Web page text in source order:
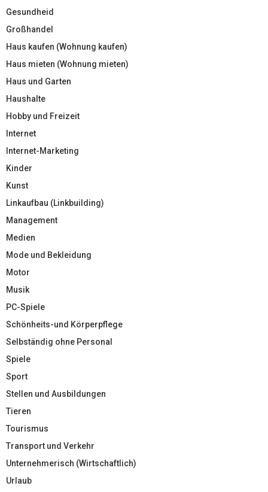
Gesundheid
Großhandel
Haus kaufen (Wohnung kaufen)
Haus mieten (Wohnung mieten)
Haus und Garten
Haushalte
Hobby und Freizeit
Internet
Internet-Marketing
Kinder
Kunst
Linkaufbau (Linkbuilding)
Management
Medien
Mode und Bekleidung
Motor
Musik
PC-Spiele
Schönheits-und Körperpflege
Selbständig ohne Personal
Spiele
Sport
Stellen und Ausbildungen
Tieren
Tourismus
Transport und Verkehr
Unternehmerisch (Wirtschaftlich)
Urlaub